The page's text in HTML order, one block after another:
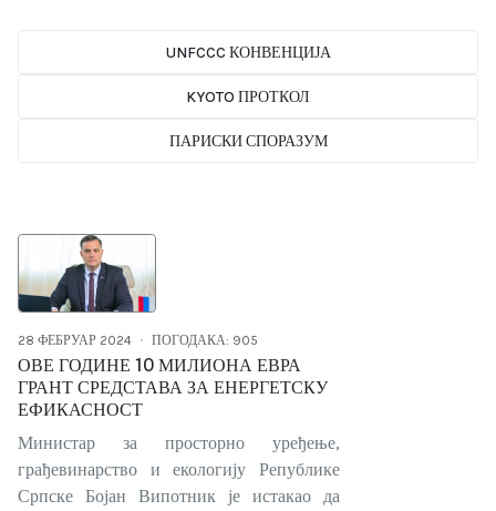
UNFCCC КОНВЕНЦИЈА
KYOTO ПРОТКОЛ
ПАРИСКИ СПОРАЗУМ
28 ФЕБРУАР 2024 ПОГОДАКА: 905
ОВЕ ГОДИНЕ 10 МИЛИОНА ЕВРА
ГРАНТ СРЕДСТАВА ЗА ЕНЕРГЕТСКУ
ЕФИКАСНОСТ
Министар за просторно уређење,
грађевинарство и екологију Републике
Српске Бојан Випотник је истакао да